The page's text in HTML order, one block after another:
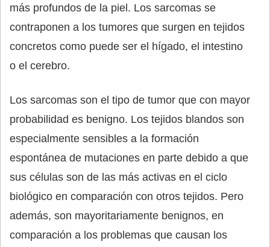
más profundos de la piel. Los sarcomas se
contraponen a los tumores que surgen en tejidos
concretos como puede ser el hígado, el intestino
o el cerebro.
Los sarcomas son el tipo de tumor que con mayor
probabilidad es benigno. Los tejidos blandos son
especialmente sensibles a la formación
espontánea de mutaciones en parte debido a que
sus células son de las más activas en el ciclo
biológico en comparación con otros tejidos. Pero
además, son mayoritariamente benignos, en
comparación a los problemas que causan los